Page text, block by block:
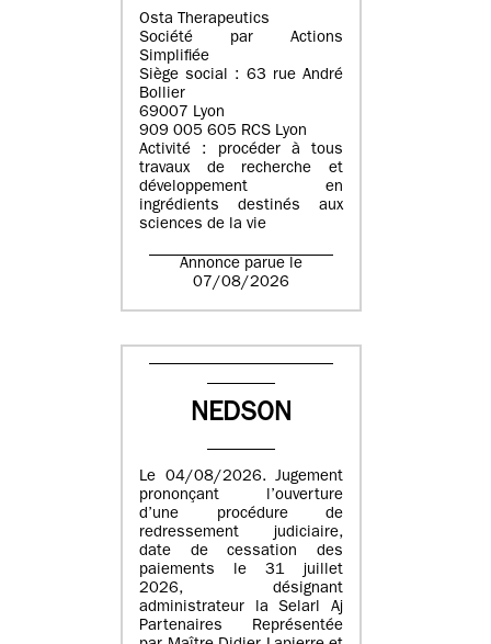
Osta Therapeutics
Société par Actions
Simplifiée
Siège social : 63 rue André
Bollier
69007 Lyon
909 005 605 RCS Lyon
Activité : procéder à tous
travaux de recherche et
développement en
ingrédients destinés aux
sciences de la vie
Annonce parue le
07/08/2026
NEDSON
Le 04/08/2026. Jugement
prononçant l’ouverture
d’une procédure de
redressement judiciaire,
date de cessation des
paiements le 31 juillet
2026, désignant
administrateur la Selarl Aj
Partenaires Représentée